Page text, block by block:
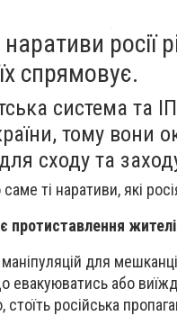
росії
спрямовує.
система та
тому вони
сходу та
ті наративи, які
для
евакуюватись або
російська